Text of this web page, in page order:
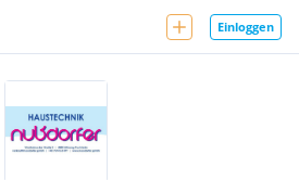
Einloggen